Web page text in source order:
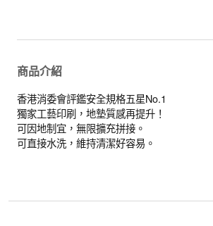
商品介紹
香港消委會評鑑安全規格五星No.1
獨家工藝印刷，地墊質感再提升！
可因地制宜，無限擴充拼接。
可直接水洗，維持清潔好容易。